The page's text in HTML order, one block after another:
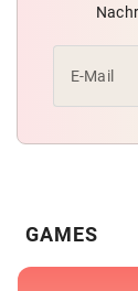
E-Mail
GAMES